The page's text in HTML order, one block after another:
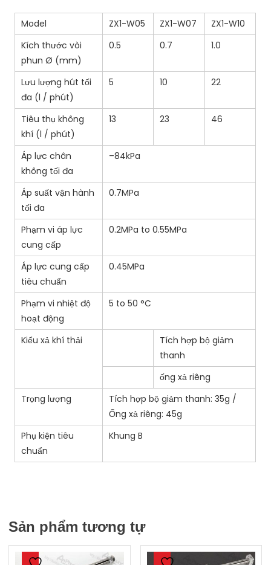
Model ZX1-W05 ZX1-W07
ZX1-W10
Kích thước vòi
phun Ø (mm)
0.5 0.7 1.0
Lưu lượng hút tối
đa (l / phút)
5 10 22
Tiêu thụ không
khí (l / phút)
13 23 46
Áp lực chân
không tối đa
–84kPa
Áp suất vận hành
tối đa
0.7MPa
Phạm vi áp lực
cung cấp
0.2MPa to 0.55MPa
Áp lực cung cấp
tiêu chuẩn
0.45MPa
Phạm vi nhiệt độ
hoạt động
5 to 50 °C
Kiểu xả khí thải
Tích hợp bộ giảm
thanh
ống xả riêng
Trọng lượng
Tích hợp bộ giảm thanh: 35g /
Ống xả riêng: 45g
Phụ kiện tiêu
chuẩn
Khung B
Sản phẩm tương tự